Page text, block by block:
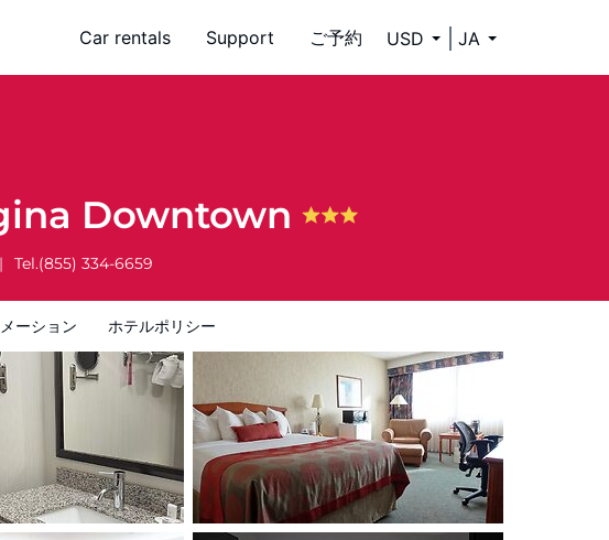
Car rentals Support ご予約 USD JA
Downtown
Tel.(855) 334-6659
ーション ホテルポリシー